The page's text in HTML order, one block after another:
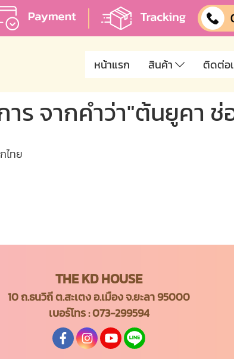
หน้าแรก สินค้า ติดต่อ
ร จากคำว่า"ต้นยูคา ช่
ไทย
THE KD HOUSE
10 ถ.ธนวิถี ต.สะเตง อ.เมือง จ.ยะลา 95000
เบอร์โทร :073-299594